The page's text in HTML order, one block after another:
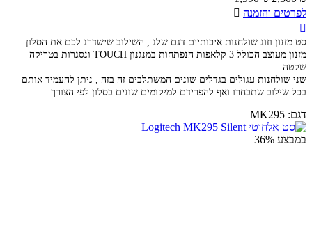
לפרטים והזמנה 

סט מזנון וזוג שולחנות איכותיים דגם שלג , השילוב שישדרג לכם את הסלון.
מזנון מעוצב הכולל 3 קלאפות הנפתחות במנגנון TOUCH ונסגרות בטריקה
שקטה.
שני שולחנות עגולים בגדלים שונים המשתלבים זה בזה , ניתן להעמיד אותם
בכל שילוב שתבחרו ואף להפרידם למיקומים שונים בסלון לפי הצורך.
דגם: MK295
במבצע 36%